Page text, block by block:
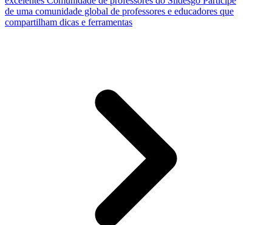
de uma comunidade global de professores e educadores que
compartilham dicas e ferramentas